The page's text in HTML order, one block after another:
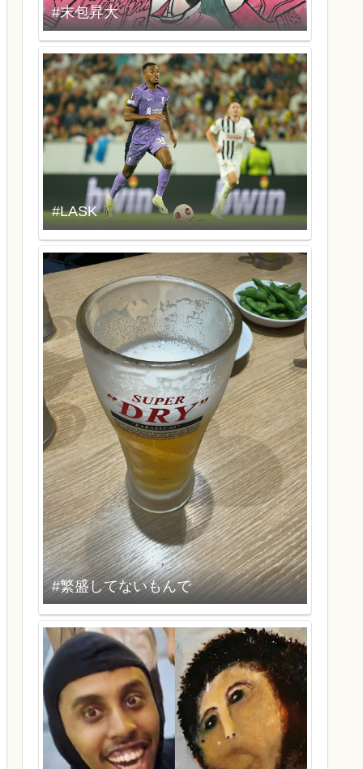
#末包昇大
#LASK
#繁盛してないもんで